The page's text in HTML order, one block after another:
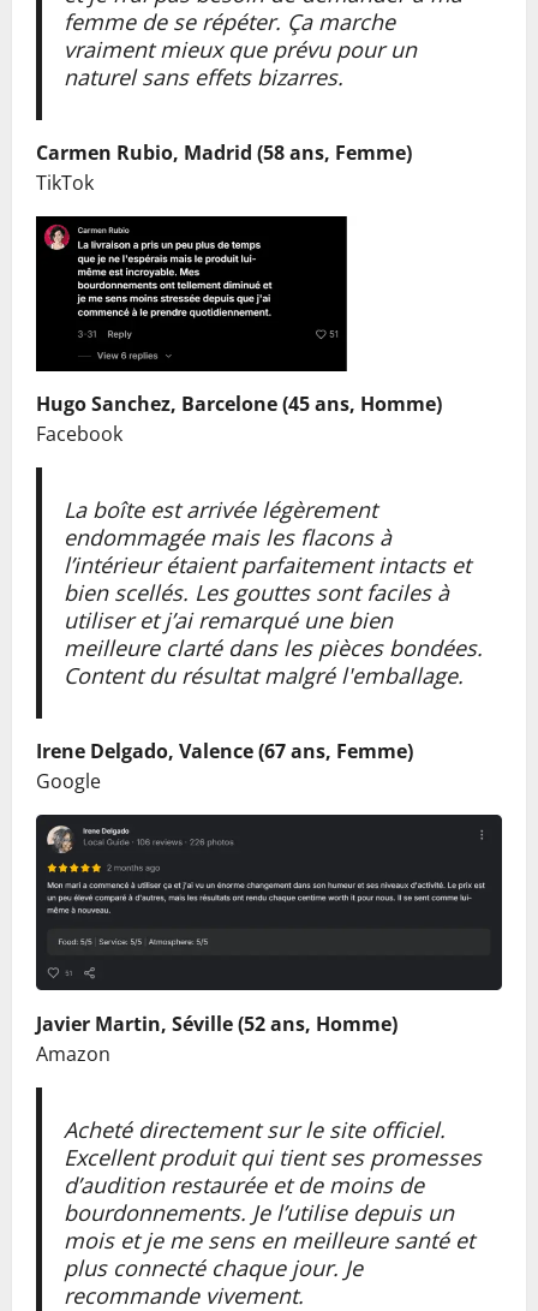
femme de se répéter. Ça marche
vraiment mieux que prévu pour un
naturel sans effets bizarres.
Carmen Rubio, Madrid (58 ans, Femme)
TikTok
Hugo Sanchez, Barcelone (45 ans, Homme)
Facebook
La boîte est arrivée légèrement
endommagée mais les flacons à
l’intérieur étaient parfaitement intacts et
bien scellés. Les gouttes sont faciles à
utiliser et j’ai remarqué une bien
meilleure clarté dans les pièces bondées.
Content du résultat malgré l'emballage.
Irene Delgado, Valence (67 ans, Femme)
Google
Javier Martin, Séville (52 ans, Homme)
Amazon
Acheté directement sur le site officiel.
Excellent produit qui tient ses promesses
d’audition restaurée et de moins de
bourdonnements. Je l’utilise depuis un
mois et je me sens en meilleure santé et
plus connecté chaque jour. Je
recommande vivement.